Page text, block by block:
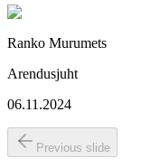
Ranko Murumets
Arendusjuht
06.11.2024
Previous slide